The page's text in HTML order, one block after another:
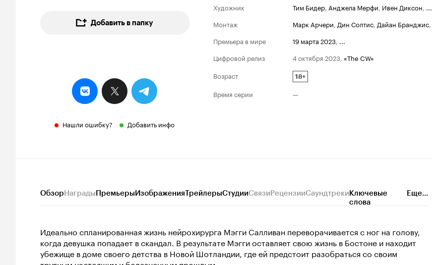
Добавить в папку
Нашли ошибку? Добавить инфо
Художник
Тим Бидер, Анджела Мерфи, Ивен Диксон, ...
Монтаж
Марк Арчери, Дин Солтис, Дайан Бранджис,
Премьера в мире
19 марта 2023, ...
Цифровой релиз
4 октября 2023, «The CW»
Возраст
18+
Время серии —
ОбзорНаградыПремьерыИзображенияТрейлерыСтудииСвязиРецензииСаундтрекиКлючевые
слова
Еще...
Идеально спланированная жизнь нейрохирурга Мэгги Салливан переворачивается с ног на голову,
когда девушка попадает в скандал. В результате Мэгги оставляет свою жизнь в Бостоне и находит
убежище в доме своего детства в Новой Шотландии, где ей предстоит разобраться со своим